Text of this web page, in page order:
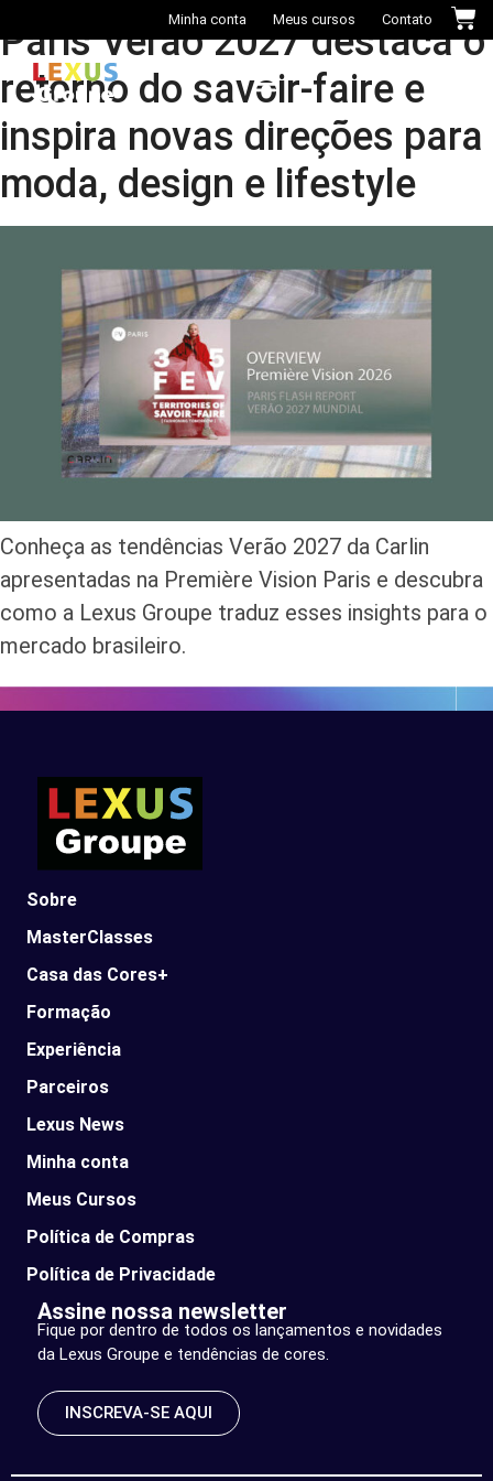
Minha conta Meus cursos Contato
Paris Verão 2027 destaca o
retorno do savoir-faire e
inspira novas direções para
moda, design e lifestyle
Conheça as tendências Verão 2027 da Carlin
apresentadas na Première Vision Paris e descubra
como a Lexus Groupe traduz esses insights para o
mercado brasileiro.
Sobre
MasterClasses
Casa das Cores+
Formação
Experiência
Parceiros
Lexus News​
Minha conta
Meus Cursos
Política de Compras
Política de Privacidade
Assine nossa newsletter
Fique por dentro de todos os lançamentos e novidades
da Lexus Groupe e tendências de cores.
INSCREVA-SE AQUI